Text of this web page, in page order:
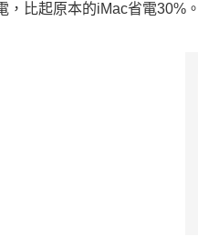
比起原本的iMac省電30%。